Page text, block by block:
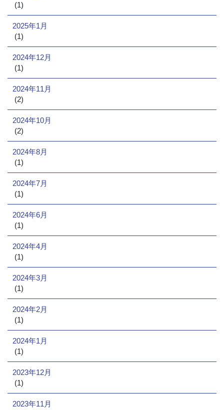
(1)
2025年1月
(1)
2024年12月
(1)
2024年11月
(2)
2024年10月
(2)
2024年8月
(1)
2024年7月
(1)
2024年6月
(1)
2024年4月
(1)
2024年3月
(1)
2024年2月
(1)
2024年1月
(1)
2023年12月
(1)
2023年11月